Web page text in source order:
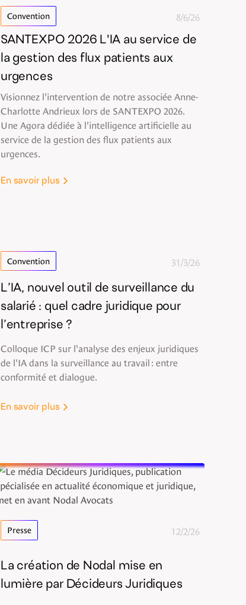
Convention 8/6/26
SANTEXPO 2026 L'IA au service de
la gestion des flux patients aux
urgences
Visionnez l'intervention de notre associée Anne-
Charlotte Andrieux lors de SANTEXPO 2026.
Une Agora dédiée à l'intelligence artificielle au
service de la gestion des flux patients aux
urgences.
En savoir plus
Convention 31/3/26
L’IA, nouvel outil de surveillance du
salarié : quel cadre juridique pour
l’entreprise ?
Colloque ICP sur l'analyse des enjeux juridiques
de l'IA dans la surveillance au travail : entre
conformité et dialogue.
En savoir plus
Presse 12/2/26
La création de Nodal mise en
lumière par Décideurs Juridiques